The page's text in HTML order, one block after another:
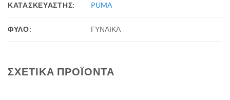
ΚΑΤΑΣΚΕΥΑΣΤΗΣ: PUMA
ΦΥΛΟ: ΓΥΝΑΙΚΑ
ΣΧΕΤΙΚΆ ΠΡΟΪΌΝΤΑ